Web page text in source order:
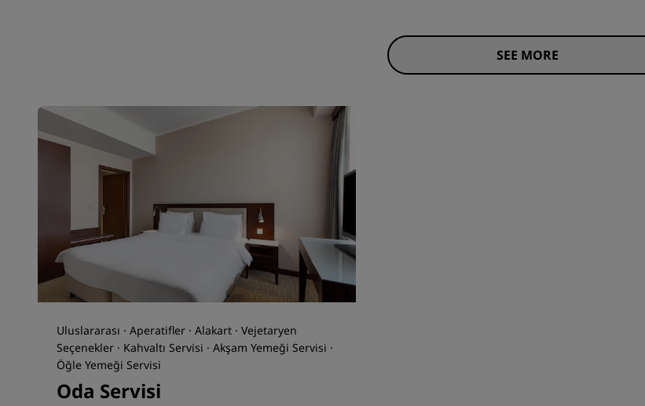
SEE MORE
Uluslararası · Aperatifler · Alakart · Vejetaryen
Seçenekler · Kahvaltı Servisi · Akşam Yemeği Servisi ·
Öğle Yemeği Servisi
Oda Servisi